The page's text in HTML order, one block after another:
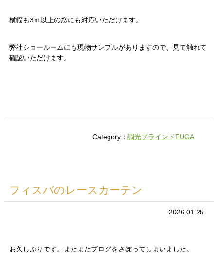
横幅も3ｍ以上の窓にも対応いただけます。
弊社ショールームにも現物サンプルがありますので、見て触れて
確認いただけます。
Category：調光ブラインドFUGA
フィスバのレースカーテン
2026.01.25
お久しぶりです。またまたブログをさぼってしまいました。